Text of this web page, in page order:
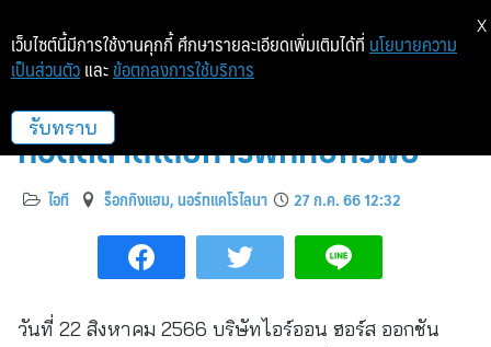
บริษัทแมฟิก ยูเอสเอ เข้าสู่การขาย
ทอดตลาดโดยการพิทักษ์ทรัพย์
ไอที ร็อกกิงแฮม, นอร์ทแคโรไลนา 27 ก.ค. 66 12:32
วันที่ 22 สิงหาคม 2566 บริษัทไอร์ออน ฮอร์ส ออกชัน
เว็บไซต์นี้มีการใช้งานคุกกี้ ศึกษารายละเอียดเพิ่มเติมได้ที่ นโยบายความ
เป็นส่วนตัว และ ข้อตกลงการใช้บริการ
รับทราบ
X